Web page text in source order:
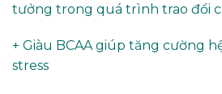
tưởng trong quá trình trao đổi
+ Giàu BCAA giúp tăng cường
stress